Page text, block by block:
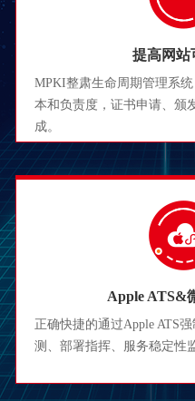
提高网站
MPKI整肃生命周期管理系
本和负责度，证书申请、颁
成。
Apple ATS&
正确快捷的通过Apple ATS
测、部署指挥、服务稳定性